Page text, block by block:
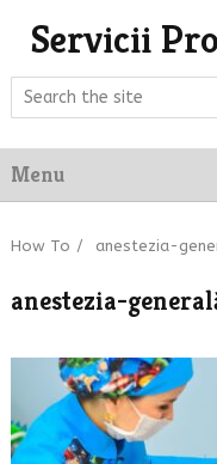
Servicii
Menu
How To / anestezia-
anestezia-